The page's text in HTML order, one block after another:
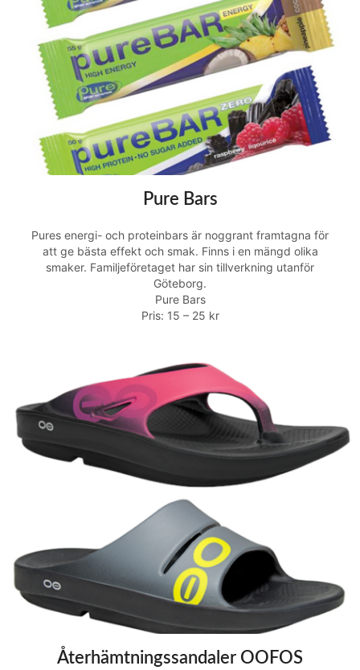
Pure Bars
Pures energi- och proteinbars är noggrant framtagna för
att ge bästa effekt och smak. Finns i en mängd olika
smaker. Familjeföretaget har sin tillverkning utanför
Göteborg.
Pure Bars
Pris: 15 – 25 kr
Återhämtningssandaler OOFOS